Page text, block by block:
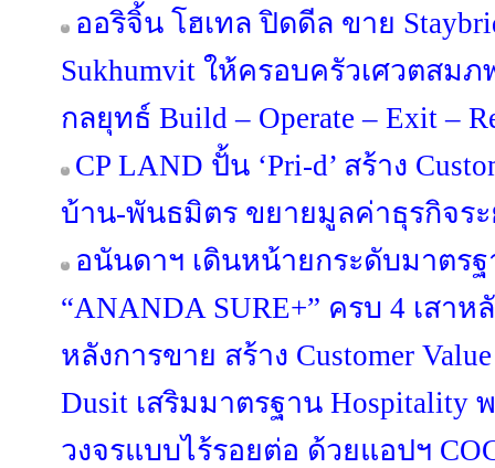
ออริจิ้น โฮเทล ปิดดีล ขาย
Sukhumvit ให้ครอบครัวเศวตสม
กลยุทธ์ Build – Operate – Exit –
CP LAND ปั้น ‘Pri-d’ สร้าง
บ้าน-พันธมิตร ขยายมูลค่าธุรกิจระ
อนันดาฯ เดินหน้ายกระดับมาตร
“ANANDA SURE+” ครบ 4 เสา
หลังการขาย สร้าง Customer
Dusit เสริมมาตรฐาน Hospitality
วงจรแบบไร้รอยต่อ ด้วยแอปฯ